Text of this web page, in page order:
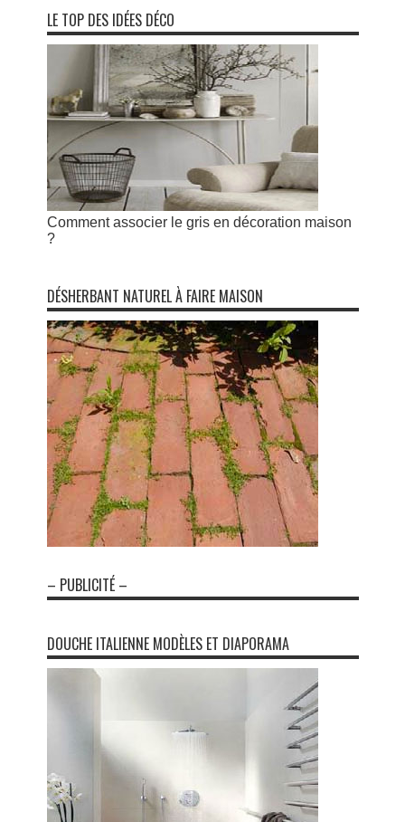
LE TOP DES IDÉES DÉCO
Comment associer le gris en décoration maison
?
DÉSHERBANT NATUREL À FAIRE MAISON
– PUBLICITÉ –
DOUCHE ITALIENNE MODÈLES ET DIAPORAMA